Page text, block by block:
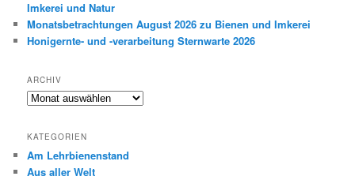
Imkerei und Natur
Monatsbetrachtungen August 2026 zu Bienen und Imkerei
Honigernte- und -verarbeitung Sternwarte 2026
ARCHIV
Archiv
KATEGORIEN
Am Lehrbienenstand
Aus aller Welt